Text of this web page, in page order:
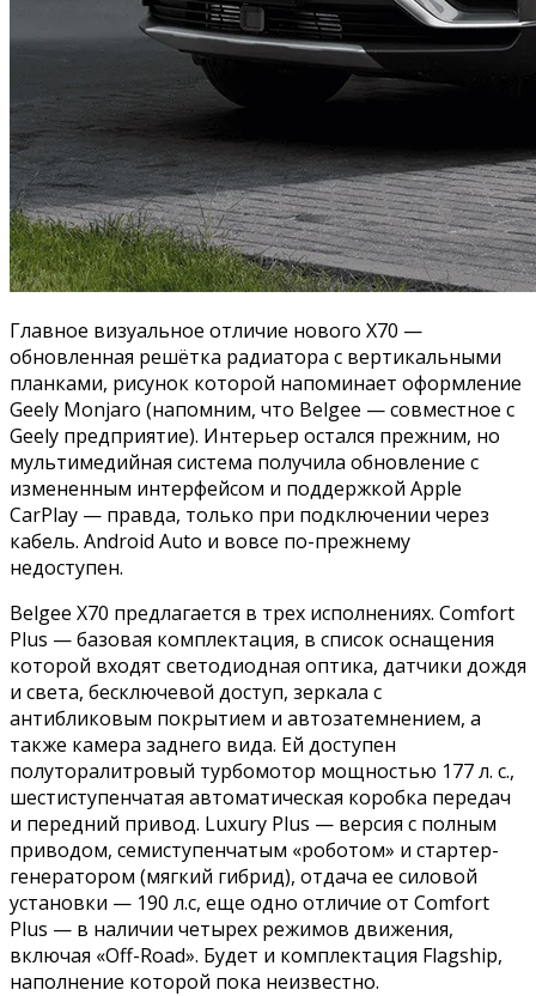
Главное визуальное отличие нового X70 —
обновленная решётка радиатора с вертикальными
планками, рисунок которой напоминает оформление
Geely Monjaro (напомним, что Belgee — совместное c
Geely предприятие). Интерьер остался прежним, но
мультимедийная система получила обновление с
измененным интерфейсом и поддержкой Apple
CarPlay — правда, только при подключении через
кабель. Android Auto и вовсе по-прежнему
недоступен.
Belgee X70 предлагается в трех исполнениях. Comfort
Plus — базовая комплектация, в список оснащения
которой входят светодиодная оптика, датчики дождя
и света, бесключевой доступ, зеркала с
антибликовым покрытием и автозатемнением, а
также камера заднего вида. Ей доступен
полуторалитровый турбомотор мощностью 177 л. с.,
шестиступенчатая автоматическая коробка передач
и передний привод. Luxury Plus — версия с полным
приводом, семиступенчатым «роботом» и стартер-
генератором (мягкий гибрид), отдача ее силовой
установки — 190 л.с, еще одно отличие от Comfort
Plus — в наличии четырех режимов движения,
включая «Off-Road». Будет и комплектация Flagship,
наполнение которой пока неизвестно.